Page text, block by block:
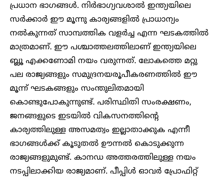
പ്രധാന ഭാഗങ്ങൾ. നിർഭാഗ്യവശാൽ ഇന്ത്യയിലെ
സർക്കാർ ഈ മൂന്നു കാര്യങ്ങളിൽ പ്രാധാന്യം
നൽകുന്നത് സാമ്പത്തിക വളർച്ച എന്ന ഘടകത്തിൽ
മാത്രമാണ്. ഈ പശ്ചാത്തലത്തിലാണ് ഇന്ത്യയിലെ
ബ്ലൂ എക്കണോമി നയം വരുന്നത്. ലോകത്തെ മറ്റു
പല രാജ്യങ്ങളും സമുദ്രനയരൂപീകരണത്തിൽ ഈ
മൂന്ന് ഘടകങ്ങളും സംന്തുലിതമായി
കൊണ്ടുപോകുന്നുണ്ട്. പരിസ്ഥിതി സംരക്ഷണം,
ജനങ്ങളുടെ ഇടയിൽ വികസനത്തിന്റെ
കാര്യത്തിലുള്ള അസമത്വം ഇല്ലാതാക്കുക എന്നീ
ഭാഗങ്ങൾക്ക് കൂടുതൽ ഊന്നൽ കൊടുക്കുന്ന
രാജ്യങ്ങളുമുണ്ട്. കാനഡ അത്തരത്തിലുള്ള നയം
നടപ്പിലാക്കിയ രാജ്യമാണ്. പീപ്പിൾ ഓവർ പ്രോഫിറ്റ്